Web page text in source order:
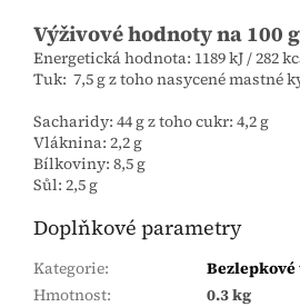
Výživové hodnoty na 100
Energetická hodnota: 1189 kJ / 282
Tuk: 7,5 g z toho nasycené mastné
Sacharidy: 44 g z toho cukr: 4,2 g
Vláknina: 2,2 g
Bílkoviny: 8,5 g
Sůl: 2,5 g
Doplňkové parametry
Kategorie:
Hmotnost:
0.3 kg